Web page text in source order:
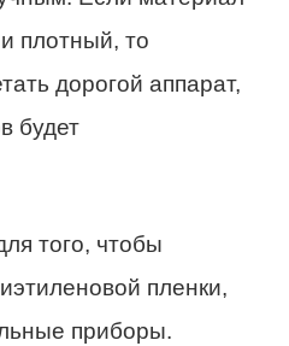
плотный, то
дорогой аппарат,
будет
того, чтобы
пленки,
приборы.